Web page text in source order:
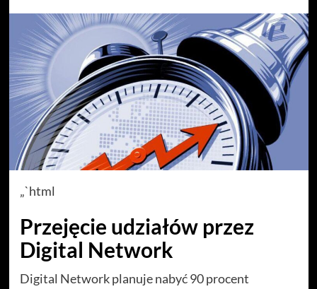
„`html
Przejęcie udziałów przez
Digital Network
Digital Network planuje nabyć 90 procent